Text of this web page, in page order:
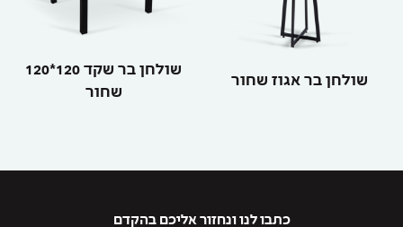
שולחן בר אגוז שחור
שולחן בר שקד 120*120
שחור
כתבו לנו ונחזור אליכם בהקדם